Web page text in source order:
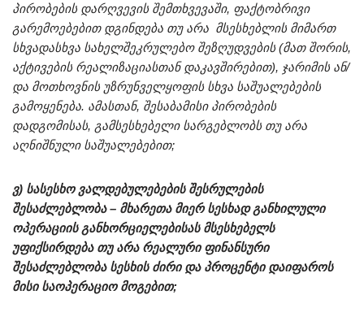
პირობების დარღვევის შემთხვევაში, ფაქტობრივი
გარემოებებით დგინდება თუ არა მსესხებლის მიმართ
სხვადასხვა სახელშეკრულებო შეზღუდვების (მათ შორის,
აქტივების რეალიზაციასთან დაკავშირებით), ჯარიმის ან/
და მოთხოვნის უზრუნველყოფის სხვა საშუალებების
გამოყენება. ამასთან, შესაბამისი პირობების
დადგომისას, გამსესხებელი სარგებლობს თუ არა
აღნიშნული საშუალებებით;
ვ) სასესხო ვალდებულებების შესრულების
შესაძლებლობა – მხარეთა მიერ სესხად განხილული
ოპერაციის განხორციელებისას მსესხებელს
უფიქსირდება თუ არა რეალური ფინანსური
შესაძლებლობა სესხის ძირი და პროცენტი დაიფაროს
მისი საოპერაციო მოგებით;